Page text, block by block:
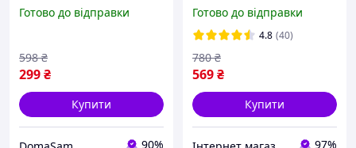
нержавіючої сталі
Готово до відправки
299₴
598 ₴
Купити
90%
для м'яса Ніж для обвалки
Ножі для чищення овочів
Кухо
Готово до відправки
4.8 (40)
569₴
780 ₴
Купити
97%